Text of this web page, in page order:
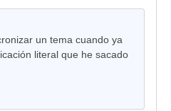
un tema cuando ya
literal que he sacado